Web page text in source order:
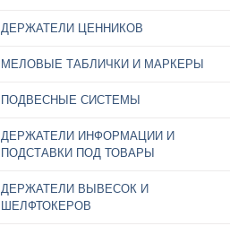
ДЕРЖАТЕЛИ ЦЕННИКОВ
МЕЛОВЫЕ ТАБЛИЧКИ И МАРКЕРЫ
ПОДВЕСНЫЕ СИСТЕМЫ
ДЕРЖАТЕЛИ ИНФОРМАЦИИ И
ПОДСТАВКИ ПОД ТОВАРЫ
ДЕРЖАТЕЛИ ВЫВЕСОК И
ШЕЛФТОКЕРОВ